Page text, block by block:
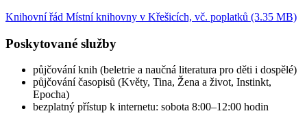
Knihovní řád Místní knihovny v Křešicích, vč. poplatků (3.35 MB)
Poskytované služby
půjčování knih (beletrie a naučná literatura pro děti i dospělé)
půjčování časopisů (Květy, Tina, Žena a život, Instinkt,
Epocha)
bezplatný přístup k internetu: sobota 8:00–12:00 hodin